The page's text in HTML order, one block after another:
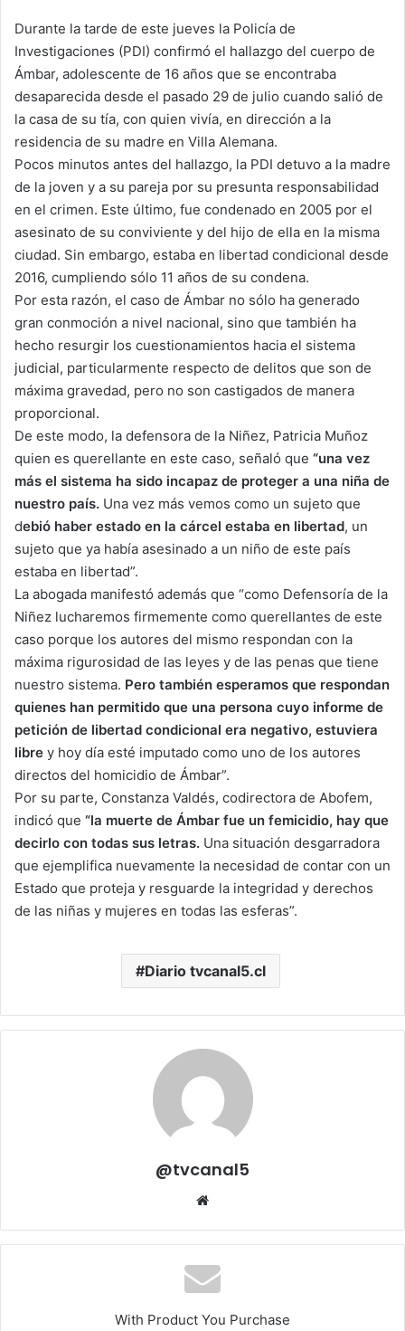
Durante la tarde de este jueves la Policía de
Investigaciones (PDI) confirmó el hallazgo del cuerpo de
Ámbar, adolescente de 16 años que se encontraba
desaparecida desde el pasado 29 de julio cuando salió de
la casa de su tía, con quien vivía, en dirección a la
residencia de su madre en Villa Alemana.
Pocos minutos antes del hallazgo, la PDI detuvo a la madre
de la joven y a su pareja por su presunta responsabilidad
en el crimen. Este último, fue condenado en 2005 por el
asesinato de su conviviente y del hijo de ella en la misma
ciudad. Sin embargo, estaba en libertad condicional desde
2016, cumpliendo sólo 11 años de su condena.
Por esta razón, el caso de Ámbar no sólo ha generado
gran conmoción a nivel nacional, sino que también ha
hecho resurgir los cuestionamientos hacia el sistema
judicial, particularmente respecto de delitos que son de
máxima gravedad, pero no son castigados de manera
proporcional.
De este modo, la defensora de la Niñez, Patricia Muñoz
quien es querellante en este caso, señaló que “una vez
más el sistema ha sido incapaz de proteger a una niña de
nuestro país. Una vez más vemos como un sujeto que
debió haber estado en la cárcel estaba en libertad, un
sujeto que ya había asesinado a un niño de este país
estaba en libertad”.
La abogada manifestó además que “como Defensoría de la
Niñez lucharemos firmemente como querellantes de este
caso porque los autores del mismo respondan con la
máxima rigurosidad de las leyes y de las penas que tiene
nuestro sistema. Pero también esperamos que respondan
quienes han permitido que una persona cuyo informe de
petición de libertad condicional era negativo, estuviera
libre y hoy día esté imputado como uno de los autores
directos del homicidio de Ámbar”.
Por su parte, Constanza Valdés, codirectora de Abofem,
indicó que “la muerte de Ámbar fue un femicidio, hay que
decirlo con todas sus letras. Una situación desgarradora
que ejemplifica nuevamente la necesidad de contar con un
Estado que proteja y resguarde la integridad y derechos
de las niñas y mujeres en todas las esferas”.
Diario tvcanal5.cl
@tvcanal5
With Product You Purchase